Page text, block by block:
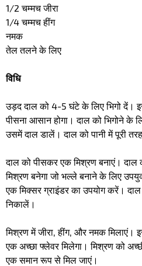
1/2 चम्मच जीरा
1/4 चम्मच हींग
नमक
तेल तलने के लिए
विधि
उड़द दाल को 4-5 घंटे के लिए भिगो दें।
पीसना आसान होगा। दाल को भिगोने के
उसमें दाल डालें। दाल को पानी में पूरी तरह
दाल को पीसकर एक मिश्रण बनाएं।
मिश्रण बनेगा जो भल्ले बनाने के लिए
एक मिक्सर ग्राइंडर का उपयोग करें।
निकालें।
मिश्रण में जीरा, हींग, और नमक
एक अच्छा फ्लेवर मिलेगा। मिश्रण को
एक समान रूप से मिल जाएं।